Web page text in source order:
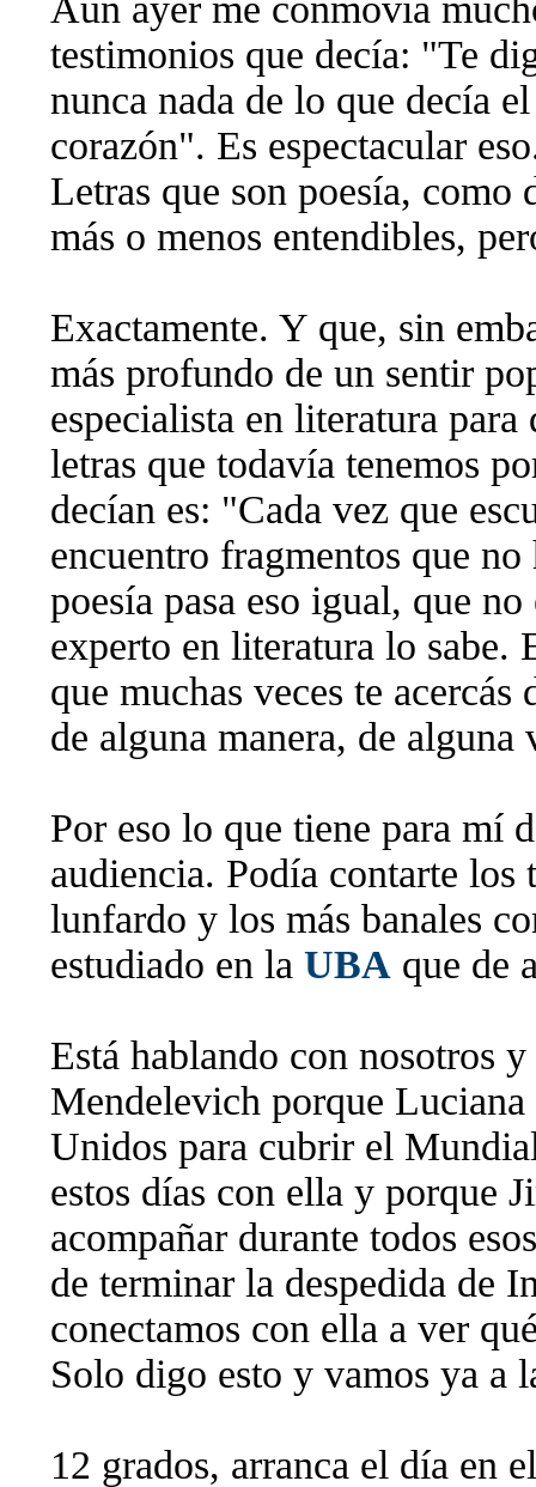
Aún ayer me conmovía
testimonios que decía: "Te
nunca nada de lo que decía
corazón". Es espectacular
Letras que son poesía, como
más o menos entendibles,
Exactamente. Y que, sin
más profundo de un sentir
especialista en literatura para
letras que todavía tenemos
decían es: "Cada vez que
encuentro fragmentos que
poesía pasa eso igual, que
experto en literatura lo sabe.
que muchas veces te
de alguna manera, de alguna
Por eso lo que tiene para mí
audiencia. Podía contarte
lunfardo y los más banales
estudiado en la UBA que de
Está hablando con nosotros
Mendelevich porque Luciana
Unidos para cubrir el
estos días con ella y porque
acompañar durante todos
de terminar la despedida de
conectamos con ella a ver
Solo digo esto y vamos ya a
12 grados, arranca el día en